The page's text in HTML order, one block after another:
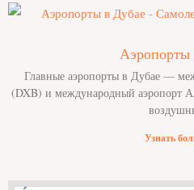
Аэропорты
Главные аэропорты в Дубае —
(DXB) и международный аэропорт
Узнать